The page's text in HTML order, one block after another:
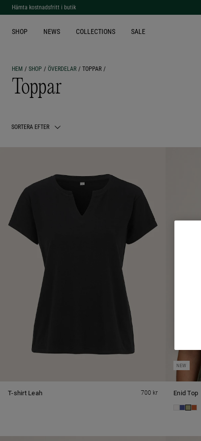
Hämta kostnadsfritt i butik
SHOP NEWS COLLECTIONS SALE
HEM SHOP ÖVERDELAR TOPPAR
Toppar
SORTERA EFTER
T-shirt Leah 700 kr Enid Top
NEW